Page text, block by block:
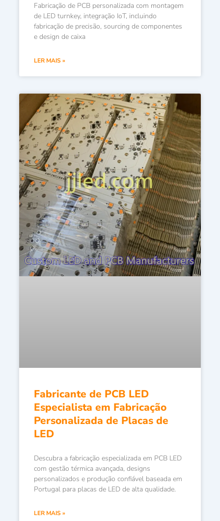
Fabricação de PCB personalizada com montagem
de LED turnkey, integração IoT, incluindo
fabricação de precisão, sourcing de componentes
e design de caixa
LER MAIS »
Fabricante de PCB LED
Especialista em Fabricação
Personalizada de Placas de
LED
Descubra a fabricação especializada em PCB LED
com gestão térmica avançada, designs
personalizados e produção confiável baseada em
Portugal para placas de LED de alta qualidade.
LER MAIS »